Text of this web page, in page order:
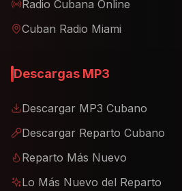
Radio Cubana Online
Cuban Radio Miami
Descargas MP3
Descargar MP3 Cubano
Descargar Reparto Cubano
Reparto Más Nuevo
Lo Más Nuevo del Reparto